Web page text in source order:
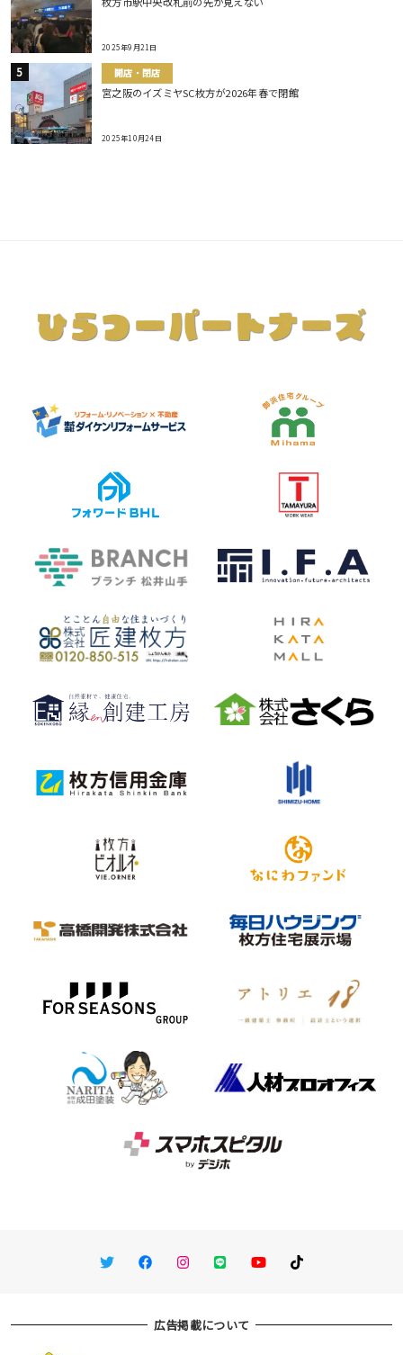
2025年9月21日
開店・閉店
宮之阪のイズミヤSC枚方が2026年春で閉館
2025年10月24日
TwitterFacebookInstagram
LINE You TubeTikTok
広告掲載について